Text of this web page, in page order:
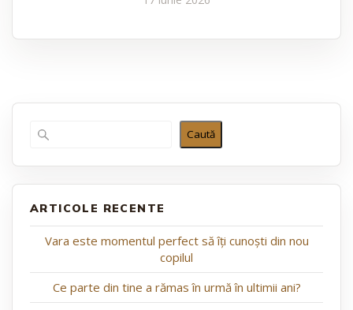
Caută
ARTICOLE RECENTE
Vara este momentul perfect să îți cunoști din nou
copilul
Ce parte din tine a rămas în urmă în ultimii ani?